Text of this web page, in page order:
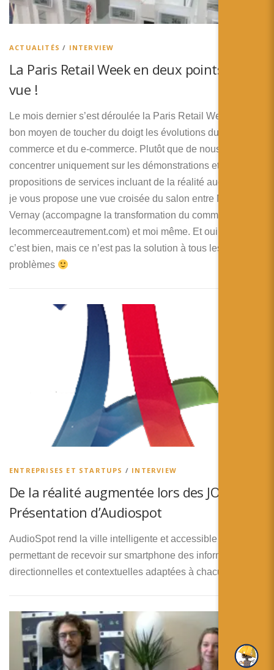
ACTUALITÉS / INTERVIEW
La Paris Retail Week en deux points de
vue !
Le mois dernier s’est déroulée la Paris Retail Week, un
bon moyen de toucher du doigt les évolutions du
commerce et du e-commerce. Plutôt que de nous
concentrer uniquement sur les démonstrations et les
propositions de services incluant de la réalité augmentée,
je vous propose une vue croisée du salon entre Myriam
Vernay (accompagne la transformation du commerce avec
lecommerceautrement.com) et moi même. Et oui, la réalité
c’est bien, mais ce n’est pas la solution à tous les
problèmes
ENTREPRISES ET STARTUPS / INTERVIEW
De la réalité augmentée lors des JO 2024 :
Présentation d’Audiospot
AudioSpot rend la ville intelligente et accessible à tous, en
permettant de recevoir sur smartphone des informations
directionnelles et contextuelles adaptées à chacun.